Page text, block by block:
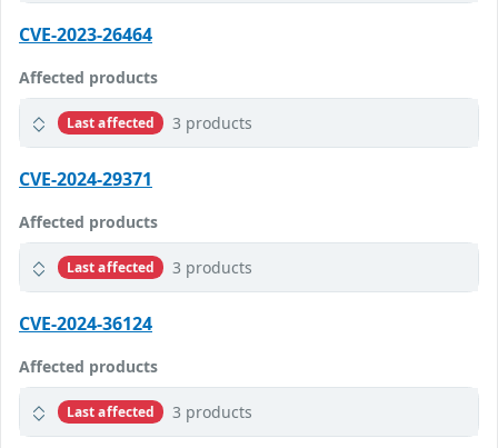
CVE-2023-26464
Affected products
Last affected 3 products
CVE-2024-29371
Affected products
Last affected 3 products
CVE-2024-36124
Affected products
Last affected 3 products